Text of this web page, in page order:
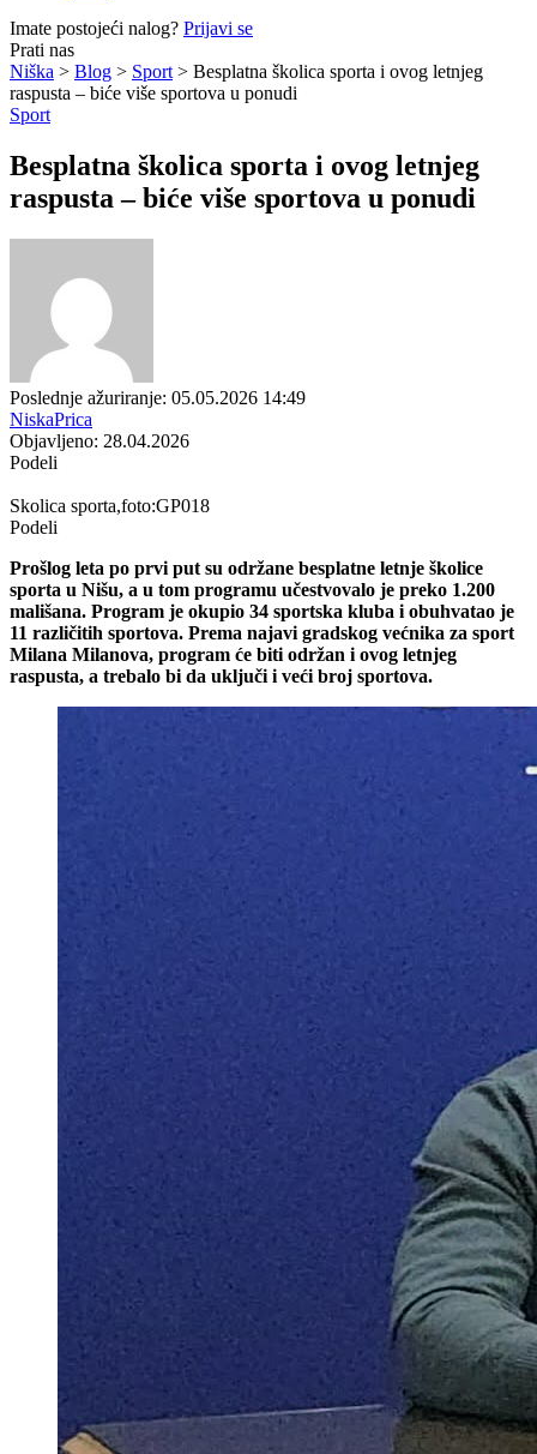
Imate postojeći nalog? Prijavi se
Prati nas
Niška > Blog > Sport > Besplatna školica sporta i ovog letnjeg
raspusta – biće više sportova u ponudi
Sport
Besplatna školica sporta i ovog letnjeg
raspusta – biće više sportova u ponudi
Poslednje ažuriranje: 05.05.2026 14:49
NiskaPrica
Objavljeno: 28.04.2026
Podeli
Skolica sporta,foto:GP018
Podeli
Prošlog leta po prvi put su održane besplatne letnje školice
sporta u Nišu, a u tom programu učestvovalo je preko 1.200
mališana. Program je okupio 34 sportska kluba i obuhvatao je
11 različitih sportova. Prema najavi gradskog većnika za sport
Milana Milanova, program će biti održan i ovog letnjeg
raspusta, a trebalo bi da uključi i veći broj sportova.